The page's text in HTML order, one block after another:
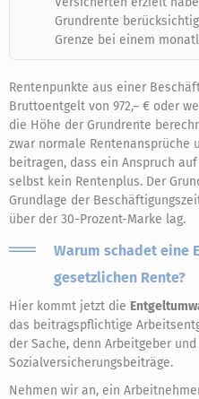
Grundrente
Grenze bei einem
Rentenpunkte aus einer
Bruttoentgelt von 972,– € oder
die Höhe der Grundrente
zwar normale Rentenansprüche
beitragen, dass ein Anspruch
selbst kein Rentenplus. Der
Grundlage der
über der 30-Prozent-Marke lag.
Warum schadet eine
gesetzlichen Rente?
Hier kommt jetzt die
das beitragspflichtige
der Sache, denn Arbeitgeber
Sozialversicherungsbeiträge.
Nehmen wir an, ein